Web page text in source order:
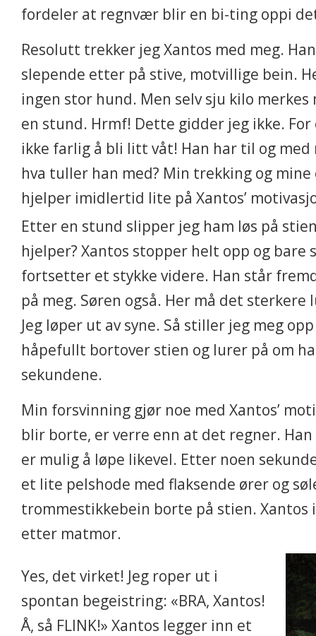
fordeler at regnvær blir en bi-ting oppi
Resolutt trekker jeg Xantos med meg.
slepende etter på stive, motvillige bein.
ingen stor hund. Men selv sju kilo
en stund. Hrmf! Dette gidder jeg ikke. For
ikke farlig å bli litt våt! Han har til og med
hva tuller han med? Min trekking og
hjelper imidlertid lite på Xantos’
Etter en stund slipper jeg ham løs på
hjelper? Xantos stopper helt opp og bare
fortsetter et stykke videre. Han står
på meg. Søren også. Her må det sterkere
Jeg løper ut av syne. Så stiller jeg meg
håpefullt bortover stien og lurer på om
sekundene.
Min forsvinning gjør noe med Xantos’
blir borte, er verre enn at det regner.
er mulig å løpe likevel. Etter noen
et lite pelshode med flaksende ører og
trommestikkebein borte på stien.
etter matmor.
Yes, det virket! Jeg roper ut i
spontan begeistring: «BRA, Xantos!
Å, så FLINK!» Xantos legger inn et